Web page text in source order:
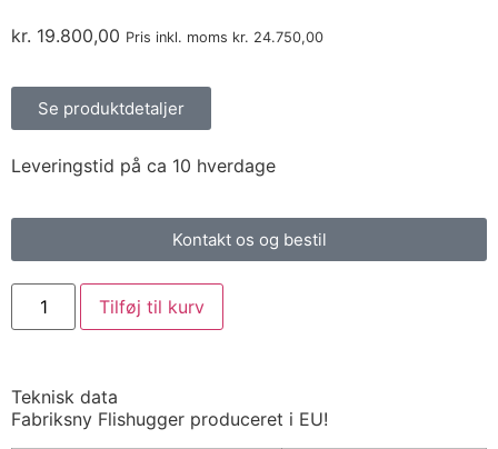
kr. 19.800,00 Pris inkl. moms kr. 24.750,00
Se produktdetaljer
Leveringstid på ca 10 hverdage
Kontakt os og bestil
Tilføj til kurv
Teknisk data
Fabriksny Flishugger produceret i EU!